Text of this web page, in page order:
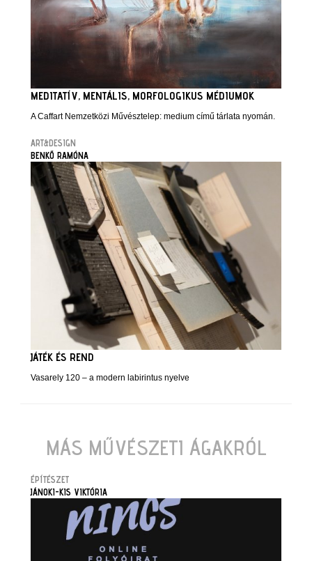
MEDITATÍV, MENTÁLIS, MORFOLOGIKUS MÉDIUMOK
A Caffart Nemzetközi Művésztelep: medium című tárlata nyomán.
ART&DESIGN
BENKŐ RAMÓNA
JÁTÉK ÉS REND
Vasarely 120 – a modern labirintus nyelve
MÁS MŰVÉSZETI ÁGAKRÓL
ÉPÍTÉSZET
JÁNOKI-KIS VIKTÓRIA